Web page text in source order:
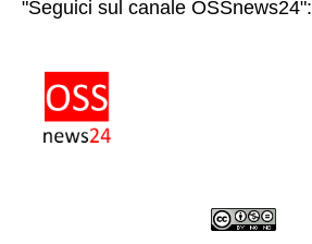
"Seguici sul canale OSSnews24":